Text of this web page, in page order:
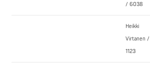
/ 6038
Heikki
Virtanen /
1123